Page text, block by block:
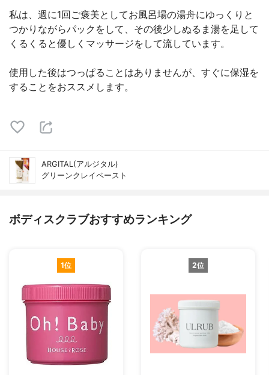
私は、週に1回ご褒美としてお風呂場の湯舟にゆっくりと
つかりながらパックをして、その後少しぬるま湯を足して
くるくると優しくマッサージをして流しています。
使用した後はつっぱることはありませんが、すぐに保湿を
することをおススメします。
ARGITAL(アルジタル)
グリーンクレイペースト
ボディスクラブおすすめランキング
1位 2位